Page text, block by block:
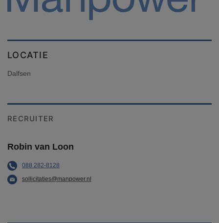
LOCATIE
Dalfsen
RECRUITER
Robin van Loon
088 282-8128
sollicitaties@manpower.nl